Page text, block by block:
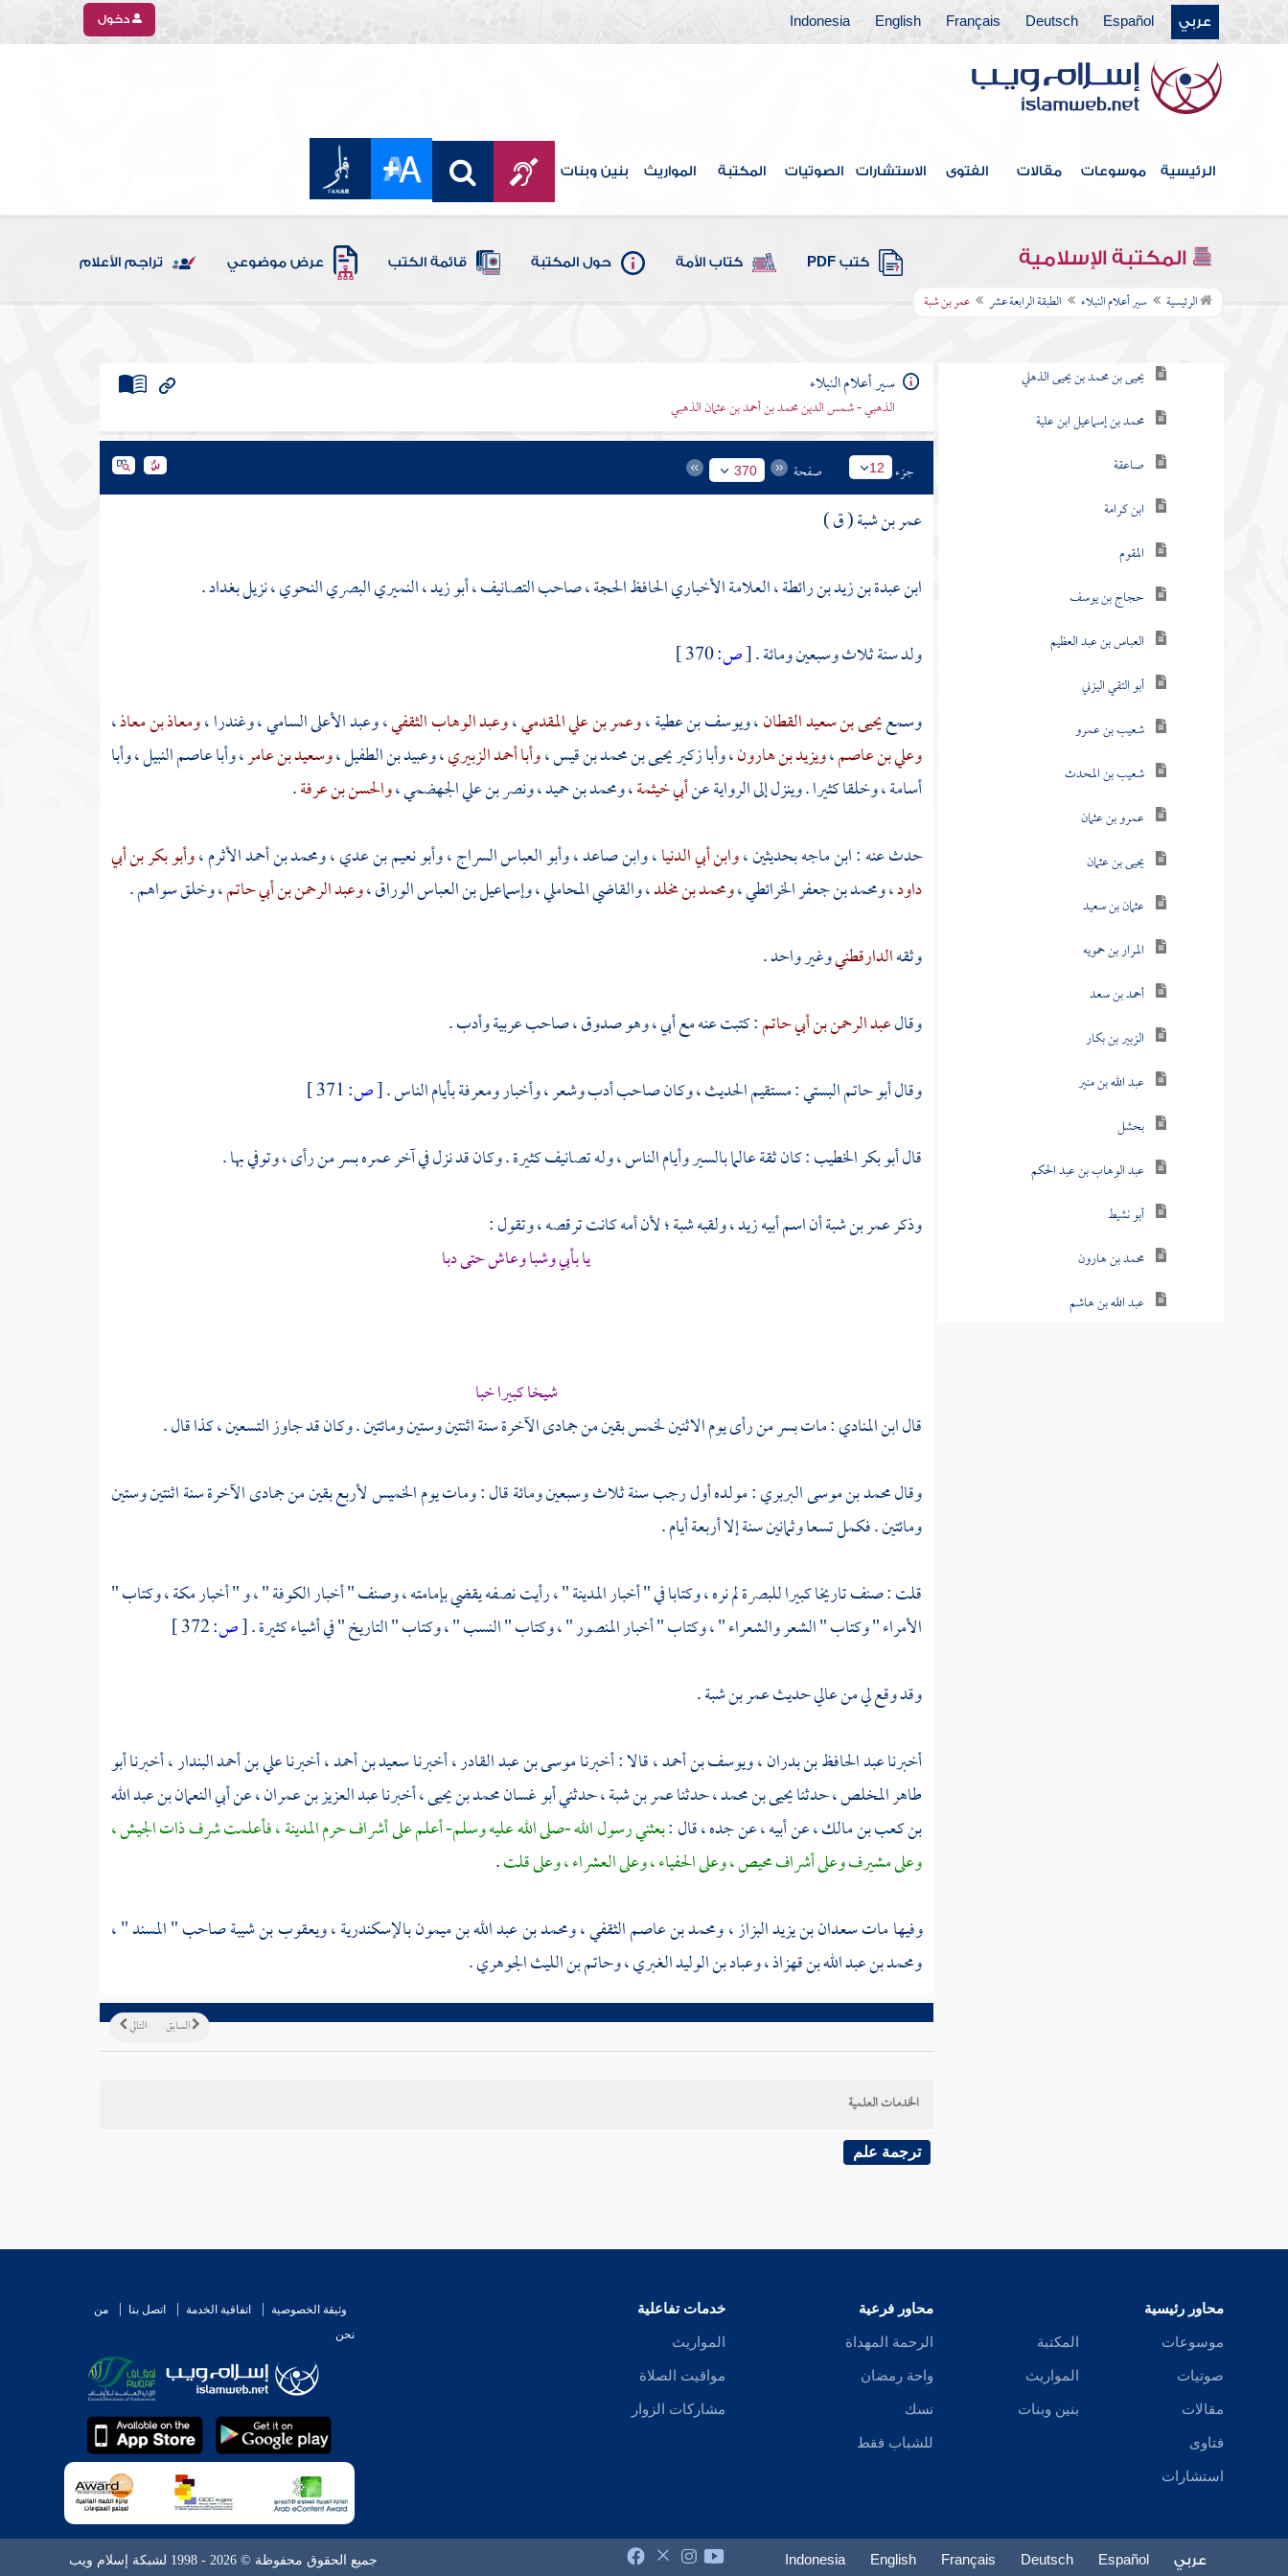
عربي Español
Deutsch
Français
English
Indonesia دخول
الرئيسية موسوعات مقالات الفتوى الاستشارات الصوتيات المكتبة المواريث بنين وبنات
المكتبة الإسلامية كتب PDF كتاب الأمة حول المكتبة قائمة الكتب عرض موضوعي تراجم الأعلام
الرئيسية سير أعلام النبلاء الطبقة الرابعة عشر عمر بن شبة
الطبقة السابعة
الطبقة التاسعة
الطبقة العاشرة
الطبقة الحادية عشرة
الطبقة الثانية عشرة
الطبقة الثالثة عشر
الطبقة الرابعة عشر
يحيى بن محمد بن يحيى الذهلي
محمد بن إسماعيل ابن علية
صاعقة
ابن كرامة
المقوم
حجاج بن يوسف
العباس بن عبد العظيم
أبو التقي اليزني
شعيب بن عمرو
شعيب بن المحدث
عمرو بن عثمان
يحيى بن عثمان
عثمان بن سعيد
المرار بن حمويه
أحمد بن سعد
الزبير بن بكار
عبد الله بن منير
بحشل
عبد الوهاب بن عبد الحكم
أبو نشيط
محمد بن هارون
عبد الله بن هاشم
زهير بن محمد بن قمير
سير أعلام النبلاء
الذهبي - شمس الدين محمد بن أحمد بن عثمان الذهبي
جزء 12 صفحة 370
عمر بن شبة ( ق )
ابن عبدة بن زيد بن رائطة ، العلامة الأخباري الحافظ الحجة ، صاحب التصانيف ، أبو زيد ، النميري البصري النحوي ، نزيلبغداد.
ولد سنة ثلاث وسبعين ومائة .[ص:
وسمعيحيى بن سعيد القطان،ويوسف بن عطية،وعمر بن علي المقدمي،وعبد الوهاب الثقفي،وعبد الأعلى السامي،وغندرا،ومعاذ بن معاذ،
وعلي بن عاصم،ويزيد بن هارون،وأبا زكير يحيى بن محمد بن قيس،وأبا أحمد الزبيري،وعبيد بن الطفيل،وسعيد بن عامر،وأبا عاصم النبيل،وأبا
أسامة، وخلقا كثيرا . وينزل إلى الرواية عنأبي خيثمة،ومحمد بن حميد،ونصر بن علي الجهضمي،والحسن بن عرفة.
حدث عنه :ابن ماجهبحديثين ،وابن أبي الدنيا،وابن صاعد،وأبو العباس السراج،وأبو نعيم بن عدي،ومحمد بن أحمد الأثرم،وأبو بكر بن أبي
داود،ومحمد بن جعفر الخرائطي،ومحمد بن مخلد،والقاضي المحاملي،وإسماعيل بن العباس الوراق،وعبد الرحمن بن أبي حاتم، وخلق سواهم .
وثقهالدارقطنيوغير واحد .
وقالعبد الرحمن بن أبي حاتم: كتبت عنه مع أبي ، وهو صدوق ، صاحب عربية وأدب .
وقالأبو حاتم البستي: مستقيم الحديث ، وكان صاحب أدب وشعر ، وأخبار ومعرفة بأيام الناس .[ص:
قالأبو بكر الخطيب: كان ثقة عالما بالسير وأيام الناس ، وله تصانيف كثيرة . وكان قد نزل في آخر عمرهبسر من رأى، وتوفي بها .
وذكرعمر بن شبةأن اسم أبيهزيد، ولقبه شبة ؛ لأن أمه كانت ترقصه ، وتقول :
يا بأبي وشبا وعاش حتى دبا
شيخا كبيرا خبا
قالابن المنادي: ماتبسر من رأىيوم الاثنين لخمس بقين من جمادى الآخرة سنة اثنتين وستين ومائتين . وكان قد جاوز التسعين ، كذا قال .
وقالمحمد بن موسى البربري: مولده أول رجب سنة ثلاث وسبعين ومائة قال : ومات يوم الخميس لأربع بقين من جمادى الآخرة سنة اثنتين وستين
ومائتين . فكمل تسعا وثمانين سنة إلا أربعة أيام .
قلت : صنف تاريخا كبيراللبصرةلم نره ، وكتابا في " أخبارالمدينة" ، رأيت نصفه يقضي بإمامته ، وصنف " أخبارالكوفة" ، و " أخبارمكة، وكتاب "
الأمراء " وكتاب " الشعر والشعراء " ، وكتاب " أخبارالمنصور" ، وكتاب " النسب " ، وكتاب " التاريخ " في أشياء كثيرة .[ص:
وقد وقع لي من عالي حديثعمر بن شبة.
أخبرناعبد الحافظ بن بدران،ويوسف بن أحمد، قالا : أخبرناموسى بن عبد القادر، أخبرناسعيد بن أحمد، أخبرناعلي بن أحمد البندار، أخبرناأبو
طاهر المخلص، حدثنايحيى بن محمد، حدثناعمر بن شبة، حدثنيأبو غسان محمد بن يحيى، أخبرناعبد العزيز بن عمران، عنأبي النعمان بن عبد الله
بن كعب بن مالك، عن أبيه ، عن جده ، قال :بعثني رسول الله -صلى الله عليه وسلم- أعلم على أشراف حرمالمدينة، فأعلمت شرفذات الجيش،
وعلىمشيرفوعلى أشرافمحيص، وعلىالحفياء، وعلىالعشراء، وعلىقلت.
وفيها ماتسعدان بن يزيد البزاز،ومحمد بن عاصم الثقفي،ومحمد بن عبد الله بن ميمونبالإسكندرية،ويعقوب بن شيبةصاحب " المسند " ،
ومحمد بن عبد الله بن قهزاذ،وعباد بن الوليد الغبري،وحاتم بن الليث الجوهري.
التالي السابق
الخدمات العلمية
ترجمة علم
محاور رئيسية
موسوعات
صوتيات
مقالات
فتاوى
استشارات
المكتبة
المواريث
بنين وبنات
محاور فرعية
الرحمة المهداة
واحة رمضان
نسك
للشباب فقط
خدمات تفاعلية
المواريث
مواقيت الصلاة
مشاركات الزوار
وثيقة الخصوصية اتفاقية الخدمة اتصل بنا
من
نحن
عربي Español
Deutsch
Français
English
Indonesia جميع الحقوق محفوظة © 2026 - 1998 لشبكة إسلام ويب